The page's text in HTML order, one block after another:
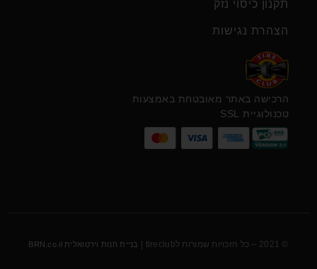
תקנון כיסוי נזק
הצהרת נגישות
הרכישה באתר מאובטחת באמצעות
טכנולוגיית SSL
© 2021 – כל הזכויות שמורות לtireclub | בניית חנות וירטואלית BRN.co.il